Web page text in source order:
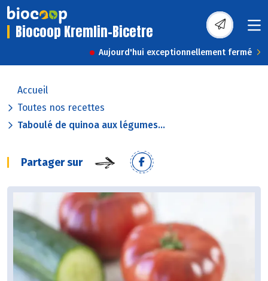
Biocoop Kremlin-Bicetre
Aujourd'hui exceptionnellement fermé
Accueil
Toutes nos recettes
Taboulé de quinoa aux légumes...
Partager sur